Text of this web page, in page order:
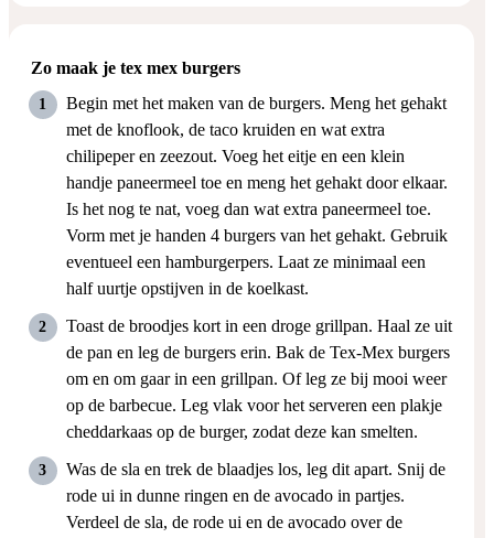
Zo maak je tex mex burgers
Begin met het maken van de burgers. Meng het gehakt
met de knoflook, de taco kruiden en wat extra
chilipeper en zeezout. Voeg het eitje en een klein
handje paneermeel toe en meng het gehakt door elkaar.
Is het nog te nat, voeg dan wat extra paneermeel toe.
Vorm met je handen 4 burgers van het gehakt. Gebruik
eventueel een hamburgerpers. Laat ze minimaal een
half uurtje opstijven in de koelkast.
Toast de broodjes kort in een droge grillpan. Haal ze uit
de pan en leg de burgers erin. Bak de Tex-Mex burgers
om en om gaar in een grillpan. Of leg ze bij mooi weer
op de barbecue. Leg vlak voor het serveren een plakje
cheddarkaas op de burger, zodat deze kan smelten.
Was de sla en trek de blaadjes los, leg dit apart. Snij de
rode ui in dunne ringen en de avocado in partjes.
Verdeel de sla, de rode ui en de avocado over de